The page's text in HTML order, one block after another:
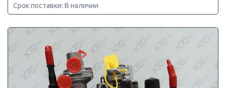
Срок поставки: В наличии